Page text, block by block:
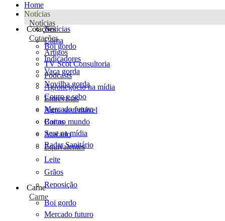
Home
Notícias
Notícias
Notícias
Clima
Artigos
TV Scot Consultoria
Podcasts
Agronegócio na mídia
Entrevistas
Agro sustentável
Cartas
Scot na mídia
Radar Sanitário
Cotações
Cotações
Boi gordo
Indicadores
Vaca gorda
Novilha gorda
Couro e sebo
Mercado futuro
Boi no mundo
Atacado
Equivalentes
Leite
Grãos
Reposição
Carne
Carne
Boi gordo
Mercado futuro